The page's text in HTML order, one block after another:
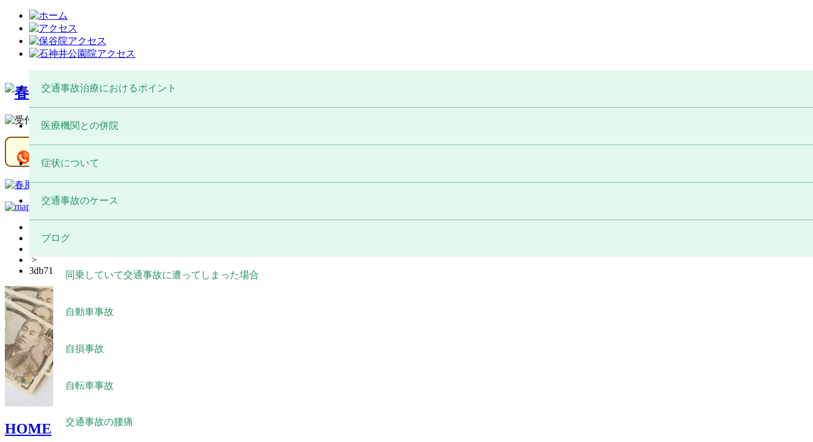
交通事故治療におけるポイント
交通事故に遭ったら
交通事故保険について
交通事故治療の重要性
医療機関との併院
交通事故後の転院と併院
整形外科との併院
整骨院と整形外科の違い
整骨院の上手な通い方
症状について
だるさ・倦怠感
交通事故によるむち打ち
交通事故による坐骨神経痛
交通事故による背中の痛み
交通事故による腰部捻挫(腰痛)
交通事故による頭痛・耳鳴り・めまい
交通事故の腰痛
交通事故のケース
交通事故
同乗していて交通事故に遭ってしまった場合
自動車事故
自損事故
自転車事故
ブログ
>
3db712a95ca32d152efadb63573061f2_s
HOME